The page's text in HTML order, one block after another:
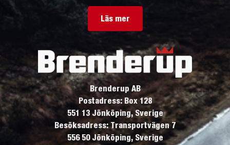
Läs mer
Brenderup AB
Postadress: Box 128
551 13 Jönköping, Sverige
Besöksadress: Transportvägen 7
556 50 Jönköping, Sverige